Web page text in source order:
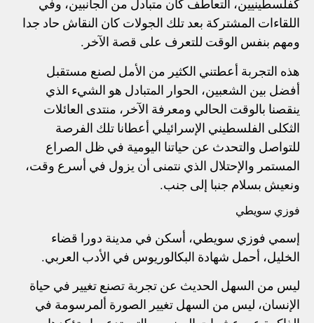
كفلسطينيين، التعاطف كان متبادل من الجانبين، وفي
اللقاءات المشتركة بعد تلك الجولات كان النقاش حاد جدا
ومهم بنفس الوقت للتعرف على قصة الآخر.
هذه التجربة أعطتني الكثير من الأمل لصنع مستقبل
أفضل بين الشعبين، الحوار المتبادل هو الشيء الذي
ينقصنا بالوقت الحالي ومعرفة الآخر، منتدى العائلات
الثكلى الفلسطيني الإسرائيلي أعطانا تلك الفرصة
للتواصل والتحدث عن حياتنا اليومية في ظل الصراع
المستمر والإحتلال الذي نتمنى أن يزول في أسرع وقت،
ونعيش بسلام جنبا إلى جنب.
فوزي سويطي
إسمي فوزي سويطي، أسكن في مدينة دورا قضاء
الخليل، أحمل شهادة البكالوريوس في الأدب العربي.
ليس من السهل الحديث عن تجربة تصنع تغيير في حياة
الإنسان، ليس من السهل تغيير الصورة ألمرسومة في